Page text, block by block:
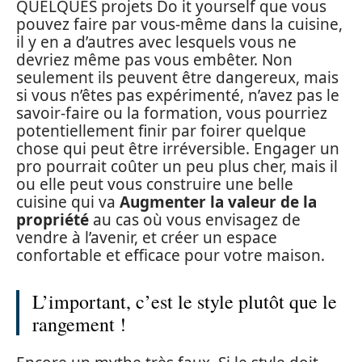
QUELQUES projets Do it yourself que vous
pouvez faire par vous-même dans la cuisine,
il y en a d’autres avec lesquels vous ne
devriez même pas vous embêter. Non
seulement ils peuvent être dangereux, mais
si vous n’êtes pas expérimenté, n’avez pas le
savoir-faire ou la formation, vous pourriez
potentiellement finir par foirer quelque
chose qui peut être irréversible. Engager un
pro pourrait coûter un peu plus cher, mais il
ou elle peut vous construire une belle
cuisine qui va Augmenter la valeur de la
propriété au cas où vous envisagez de
vendre à l’avenir, et créer un espace
confortable et efficace pour votre maison.
L’important, c’est le style plutôt que le
rangement !